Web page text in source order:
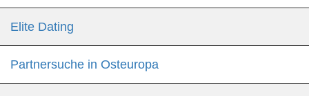
Elite Dating
Partnersuche in Osteuropa